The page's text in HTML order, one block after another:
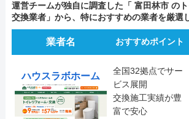
運営チームが独自に調査した「 富田林市 の
交換業者」から、特におすすめの業者を厳選
業者名 おすすめポイント
ハウスラボホーム
全国32拠点でサー
ビス展開
交換施工実績が豊
富で安心